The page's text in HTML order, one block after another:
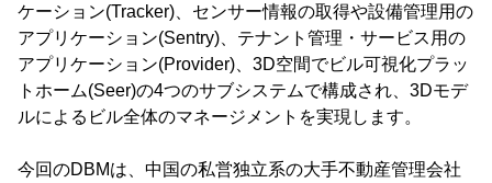
ケーション(Tracker)、センサー情報の取得や設備管理用の
アプリケーション(Sentry)、テナント管理・サービス用の
アプリケーション(Provider)、3D空間でビル可視化プラッ
トホーム(Seer)の4つのサブシステムで構成され、3Dモデ
ルによるビル全体のマネージメントを実現します。
今回のDBMは、中国の私営独立系の大手不動産管理会社